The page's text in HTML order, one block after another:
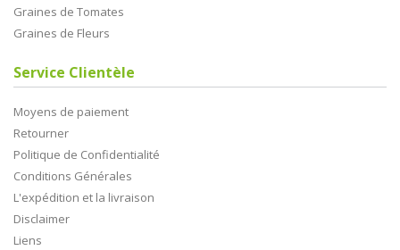
Graines de Tomates
Graines de Fleurs
Service Clientèle
Moyens de paiement
Retourner
Politique de Confidentialité
Conditions Générales
L'expédition et la livraison
Disclaimer
Liens